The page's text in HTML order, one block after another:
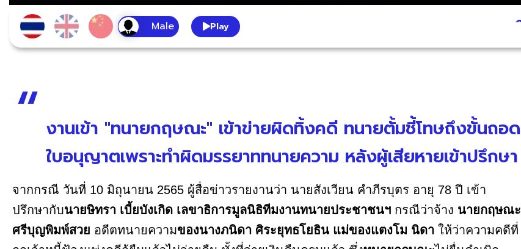
Play
งานเข้า "ทนายกฤษณะ" เข้าข่ายผิดทิ้งคดี ทนายตั้มชี้โทษถึงขั้นถอด
ใบอนุญาตเพราะทำผิดมรรยาททนายความ หลังผู้เสียหายเข้าปรึกษา
จากกรณี วันที่ 10 มิถุนายน 2565 ผู้สื่อข่าวรายงานว่า นายสังเวียน คำภีรบุตร อายุ 78 ปี เข้า
ปรึกษากับนายษิทรา เบี้ยบังเกิด เลขาธิการมูลนิธิทีมงานทนายประชาชนฯ กรณีว่าจ้าง นายกฤษณะ
ศรีบุญพิมพ์สวย อดีตทนายความของนางภนิดา ศิระยุทธโยธิน แม่ของแตงโม นิดา ให้ว่าความคดีที่